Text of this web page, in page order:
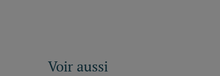
Voir aussi